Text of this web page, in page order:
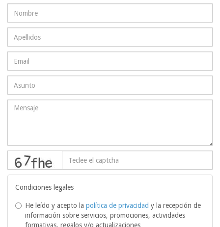
Condiciones legales
He leído y acepto la política de privacidad y la recepción de
información sobre servicios, promociones, actividades
formativas, regalos y/o actualizaciones